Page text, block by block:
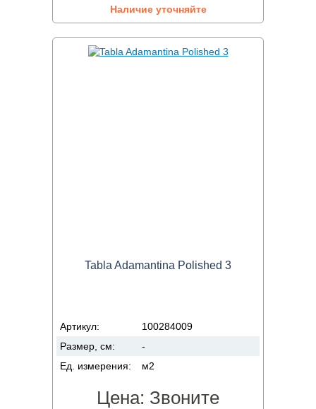
Наличие уточняйте
Tabla Adamantina Polished 3
Артикул:
100284009
Размер, см:
-
Ед. измерения:
м2
Цена: Звоните